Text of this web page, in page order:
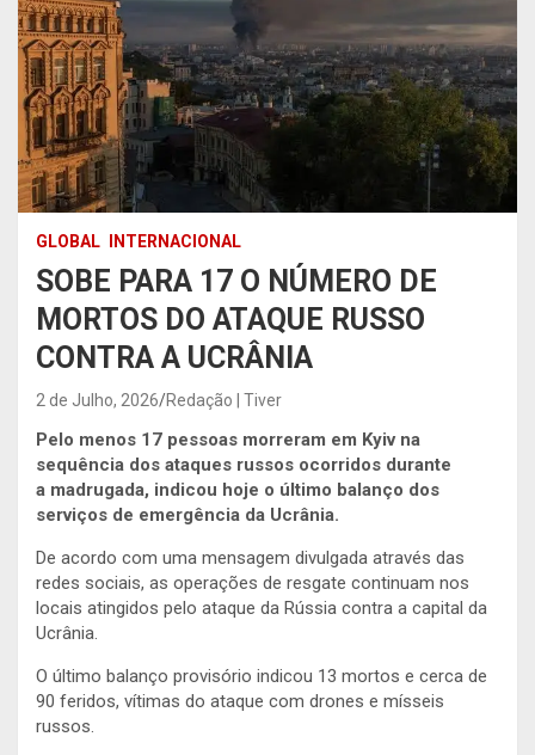
GLOBAL INTERNACIONAL
SOBE PARA 17 O NÚMERO DE
MORTOS DO ATAQUE RUSSO
CONTRA A UCRÂNIA
2 de Julho, 2026 Redação | Tiver
Pelo menos 17 pessoas morreram em Kyiv na
sequência dos ataques russos ocorridos durante
a madrugada, indicou hoje o último balanço dos
serviços de emergência da Ucrânia.
De acordo com uma mensagem divulgada através das
redes sociais, as operações de resgate continuam nos
locais atingidos pelo ataque da Rússia contra a capital da
Ucrânia.
O último balanço provisório indicou 13 mortos e cerca de
90 feridos, vítimas do ataque com drones e mísseis
russos.